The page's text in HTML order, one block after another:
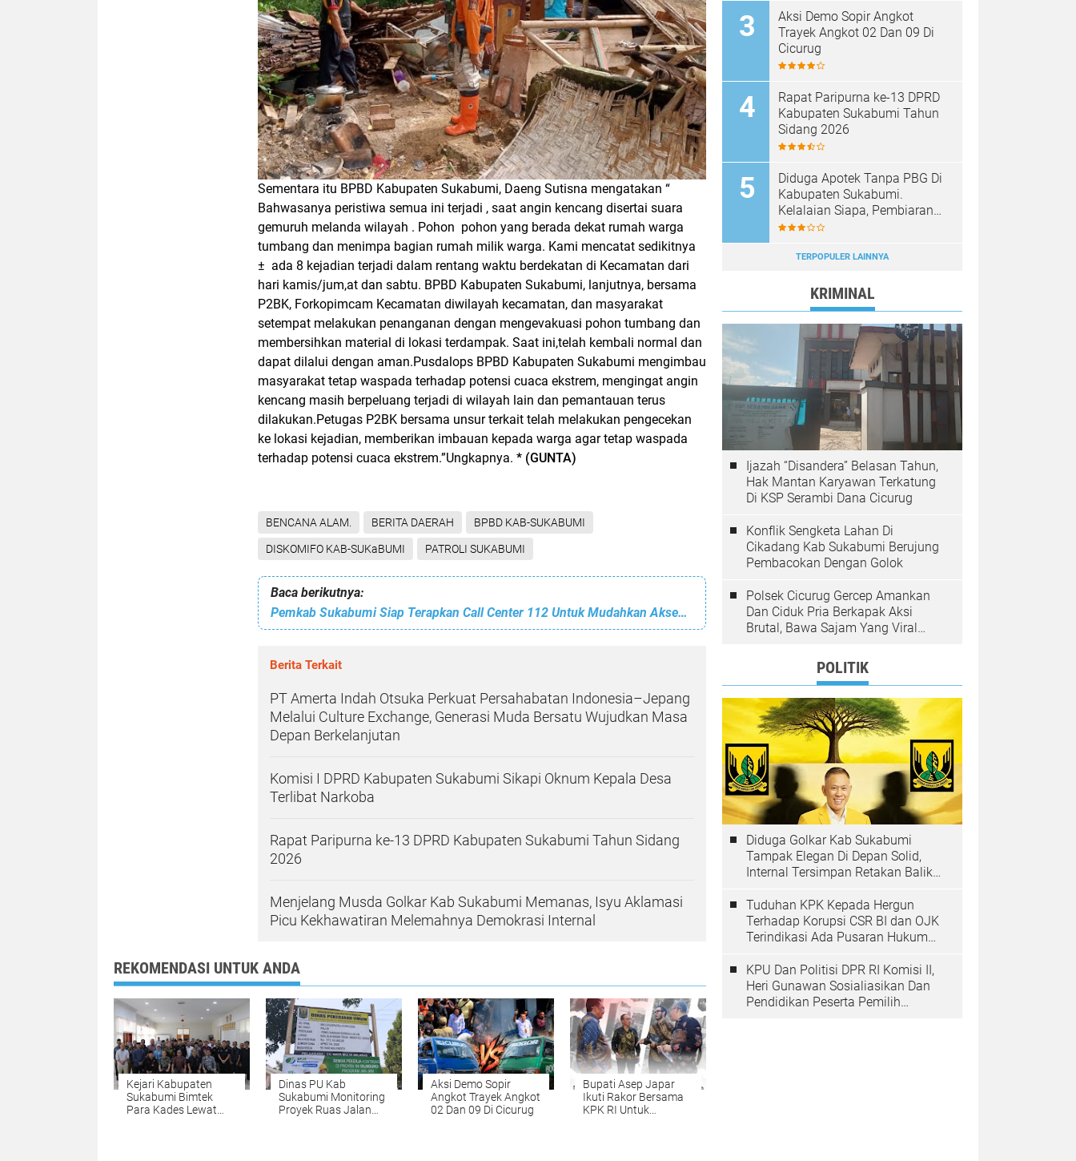
Sementara itu BPBD Kabupaten Sukabumi, Daeng Sutisna mengatakan “
Bahwasanya peristiwa semua ini terjadi , saat angin kencang disertai suara
gemuruh melanda wilayah . Pohon pohon yang berada dekat rumah warga
tumbang dan menimpa bagian rumah milik warga. Kami mencatat sedikitnya
± ada 8 kejadian terjadi dalam rentang waktu berdekatan di Kecamatan dari
hari kamis/jum,at dan sabtu. BPBD Kabupaten Sukabumi, lanjutnya, bersama
P2BK, Forkopimcam Kecamatan diwilayah kecamatan, dan masyarakat
setempat melakukan penanganan dengan mengevakuasi pohon tumbang dan
membersihkan material di lokasi terdampak. Saat ini,telah kembali normal dan
dapat dilalui dengan aman.Pusdalops BPBD Kabupaten Sukabumi mengimbau
masyarakat tetap waspada terhadap potensi cuaca ekstrem, mengingat angin
kencang masih berpeluang terjadi di wilayah lain dan pemantauan terus
dilakukan.Petugas P2BK bersama unsur terkait telah melakukan pengecekan
ke lokasi kejadian, memberikan imbauan kepada warga agar tetap waspada
terhadap potensi cuaca ekstrem.”Ungkapnya. * (GUNTA)
BENCANA ALAM. BERITA DAERAH BPBD KAB-SUKABUMI
DISKOMIFO KAB-SUKaBUMI PATROLI SUKABUMI
Baca berikutnya:
Pemkab Sukabumi Siap Terapkan Call Center 112 Untuk Mudahkan Akses Layanan Darurat
Berita Terkait
PT Amerta Indah Otsuka Perkuat Persahabatan Indonesia–Jepang
Melalui Culture Exchange, Generasi Muda Bersatu Wujudkan Masa
Depan Berkelanjutan
Komisi I DPRD Kabupaten Sukabumi Sikapi Oknum Kepala Desa
Terlibat Narkoba
Rapat Paripurna ke-13 DPRD Kabupaten Sukabumi Tahun Sidang
2026
Menjelang Musda Golkar Kab Sukabumi Memanas, Isyu Aklamasi
Picu Kekhawatiran Melemahnya Demokrasi Internal
REKOMENDASI UNTUK ANDA
Kejari Kabupaten
Sukabumi Bimtek
Para Kades Lewat
Dinas PU Kab
Sukabumi Monitoring
Proyek Ruas Jalan
Aksi Demo Sopir
Angkot Trayek Angkot
02 Dan 09 Di Cicurug
Bupati Asep Japar
Ikuti Rakor Bersama
KPK RI Untuk
Aksi Demo Sopir Angkot
Trayek Angkot 02 Dan 09 Di
Cicurug
Rapat Paripurna ke-13 DPRD
Kabupaten Sukabumi Tahun
Sidang 2026
Diduga Apotek Tanpa PBG Di
Kabupaten Sukabumi.
Kelalaian Siapa, Pembiaran
Siapa……?
TERPOPULER LAINNYA
KRIMINAL
Ijazah “Disandera” Belasan Tahun,
Hak Mantan Karyawan Terkatung
Di KSP Serambi Dana Cicurug
Konflik Sengketa Lahan Di
Cikadang Kab Sukabumi Berujung
Pembacokan Dengan Golok
Polsek Cicurug Gercep Amankan
Dan Ciduk Pria Berkapak Aksi
Brutal, Bawa Sajam Yang Viral
POLITIK
Diduga Golkar Kab Sukabumi
Tampak Elegan Di Depan Solid,
Internal Tersimpan Retakan Balik
Tuduhan KPK Kepada Hergun
Terhadap Korupsi CSR BI dan OJK
Terindikasi Ada Pusaran Hukum
KPU Dan Politisi DPR RI Komisi II,
Heri Gunawan Sosialiasikan Dan
Pendidikan Peserta Pemilih